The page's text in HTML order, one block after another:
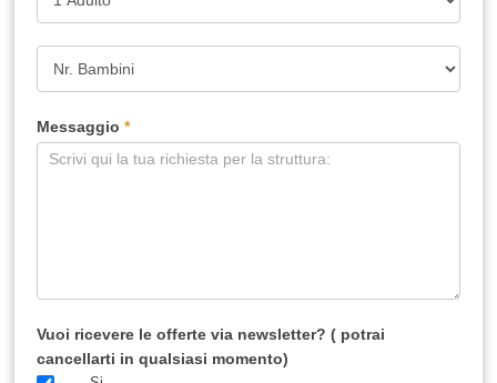
Messaggio*
Vuoi ricevere le offerte via newsletter? ( potrai
cancellarti in qualsiasi momento)